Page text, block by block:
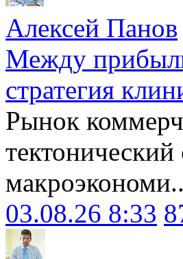
Алексей Панов
Между
стратегия
Рынок
03.08.26 8:33